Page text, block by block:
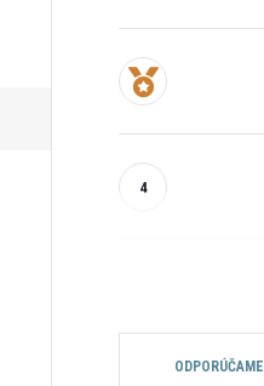
ODPORÚČAME